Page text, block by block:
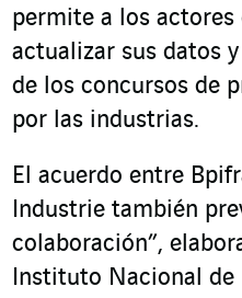
permite a los actores
actualizar sus datos
de los concursos de
por las industrias.
El acuerdo entre
Industrie también
colaboración”,
Instituto Nacional de